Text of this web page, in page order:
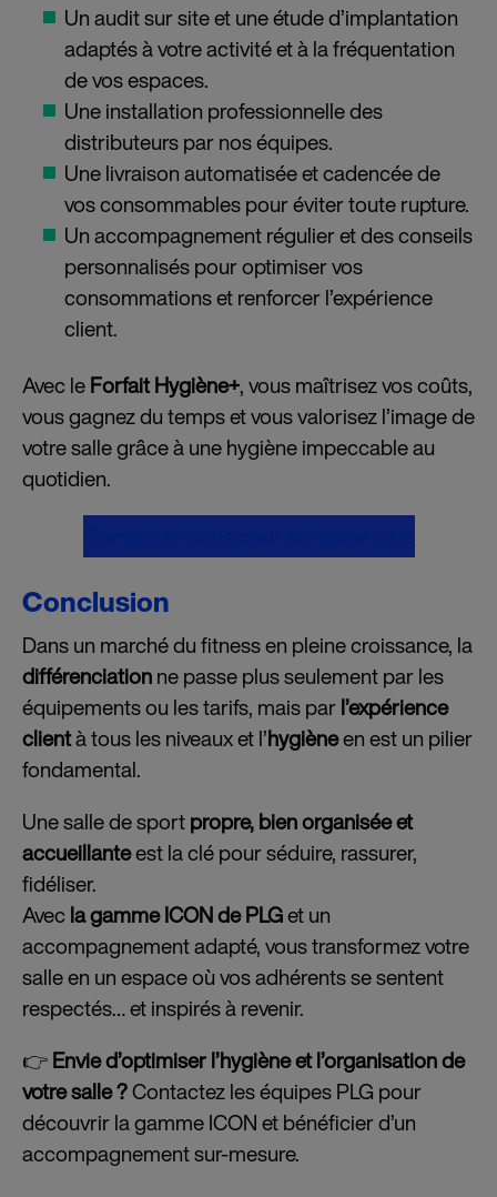
Un audit sur site et une étude d’implantation
adaptés à votre activité et à la fréquentation
de vos espaces.
Une installation professionnelle des
distributeurs par nos équipes.
Une livraison automatisée et cadencée de
vos consommables pour éviter toute rupture.
Un accompagnement régulier et des conseils
personnalisés pour optimiser vos
consommations et renforcer l’expérience
client.
Avec leForfait Hygiène+, vous maîtrisez vos coûts,
vous gagnez du temps et vous valorisez l’image de
votre salle grâce à une hygiène impeccable au
quotidien.
Conclusion
Dans un marché du fitness en pleine croissance, la
différenciationne passe plus seulement par les
équipements ou les tarifs, mais parl’expérience
clientà tous les niveaux et l’hygièneen est un pilier
fondamental.
Une salle de sportpropre, bien organisée et
accueillanteest la clé pour séduire, rassurer,
fidéliser.
Avec la gamme ICON de PLGet un
accompagnement adapté, vous transformez votre
salle en un espace où vos adhérents se sentent
respectés… et inspirés à revenir.
👉Envie d’optimiser l’hygiène et l’organisation de
votre salle ?Contactez les équipes PLG pour
découvrir la gamme ICON et bénéficier d’un
accompagnement sur-mesure.